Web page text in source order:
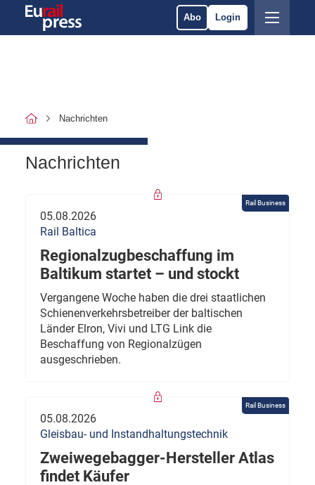
Abo Login
Nachrichten
Nachrichten
Rail Business
05.08.2026
Rail Baltica
Regionalzugbeschaffung im
Baltikum startet – und stockt
Vergangene Woche haben die drei staatlichen
Schienenverkehrsbetreiber der baltischen
Länder Elron, Vivi und LTG Link die
Beschaffung von Regionalzügen
ausgeschrieben.
Rail Business
05.08.2026
Gleisbau- und Instandhaltungstechnik
Zweiwegebagger-Hersteller Atlas
findet Käufer